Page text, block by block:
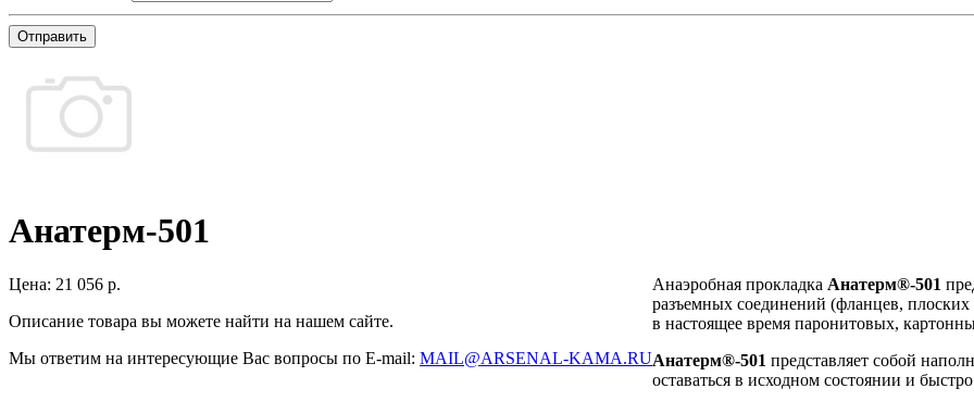
Отправить
Анатерм-501
Цена: 21 056 р.
Описание товара вы можете найти на нашем сайте.
Мы ответим на интересующие Вас вопросы по E-mail: MAIL@ARSENAL-KAMA.RU
Анаэробная прокладка Анатерм®-501
разъемных соединений (фланцев,
в настоящее время паронитовых,
Анатерм®-501 представляет собой
оставаться в исходном состоянии и